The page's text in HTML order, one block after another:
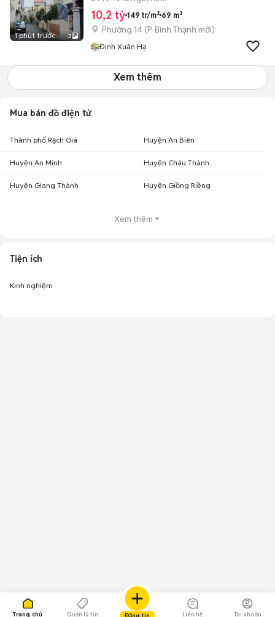
Trang chủ Quản lý tin Liên hệ Tài khoản
1 phút trước 3
10,2 tỷ 149 tr/m² 69 m²
Phường 14 (P. Bình Thạnh mới)
Đinh Xuân Hạ
Xem thêm
Mua bán đồ điện tử
Thành phố Rạch Giá Huyện An Biên
Huyện An Minh Huyện Châu Thành
Huyện Giang Thành Huyện Giồng Riềng
Xem thêm
Tiện ích
Kinh nghiệm